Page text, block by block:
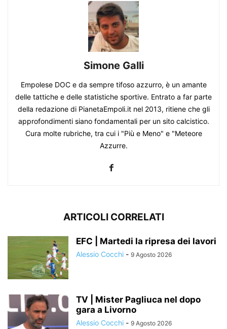
Simone Galli
Empolese DOC e da sempre tifoso azzurro, è un amante
delle tattiche e delle statistiche sportive. Entrato a far parte
della redazione di PianetaEmpoli.it nel 2013, ritiene che gli
approfondimenti siano fondamentali per un sito calcistico.
Cura molte rubriche, tra cui i "Più e Meno" e "Meteore
Azzurre.
ARTICOLI CORRELATI
EFC | Martedi la ripresa dei lavori
Alessio Cocchi - 9 Agosto 2026
TV | Mister Pagliuca nel dopo
gara a Livorno
Alessio Cocchi - 9 Agosto 2026